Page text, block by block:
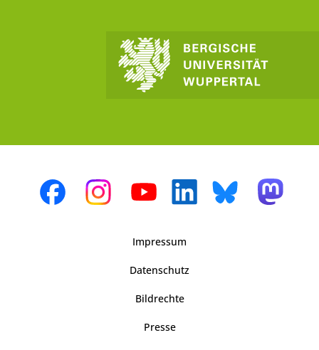
Impressum
Datenschutz
Bildrechte
Presse